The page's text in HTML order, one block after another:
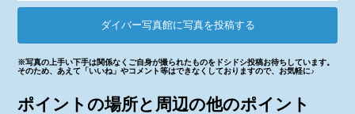
ダイバー写真館に写真を投稿する
※写真の上手い下手は関係なくご自身が撮られたものをドシドシ投稿お待ちしています。
そのため、あえて「いいね」やコメント等はできなくしておりますので、お気軽に♪
ポイントの場所と周辺の他のポイント